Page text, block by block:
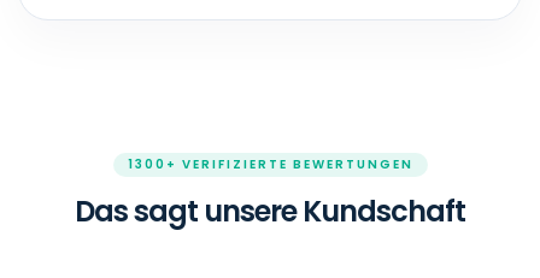
1300+ VERIFIZIERTE BEWERTUNGEN
Das sagt unsere Kundschaft